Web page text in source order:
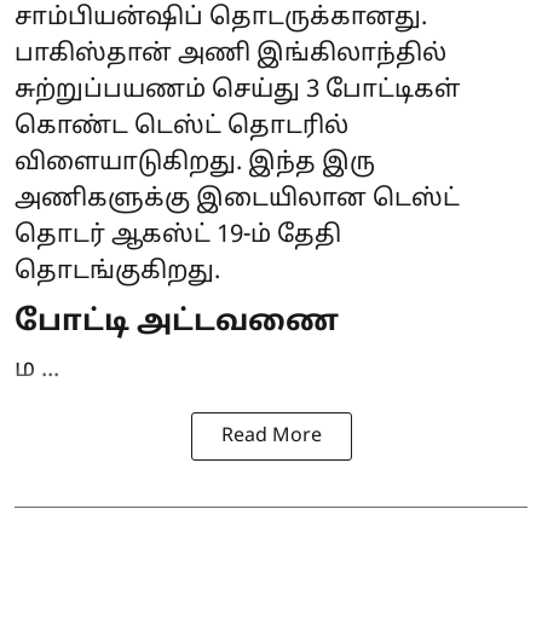
சாம்பியன்ஷிப் தொடருக்கானது.
பாகிஸ்தான் அணி இங்கிலாந்தில்
சுற்றுப்பயணம் செய்து 3 போட்டிகள்
கொண்ட டெஸ்ட் தொடரில்
விளையாடுகிறது. இந்த இரு
அணிகளுக்கு இடையிலான டெஸ்ட்
தொடர் ஆகஸ்ட் 19-ம் தேதி
தொடங்குகிறது.
போட்டி அட்டவணை
ம ...
Read More